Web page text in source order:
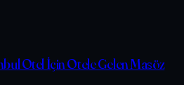
Otel İçin Otele Gelen Masöz